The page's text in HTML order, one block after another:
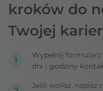
kroków do
Twojej
Wypełnij
dni i godziny
Jeśli wolisz, napisz